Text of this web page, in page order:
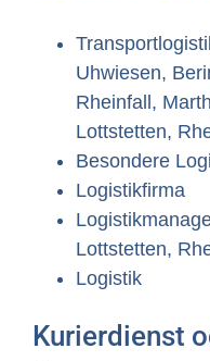
Uhwiesen,
Rheinfall,
Lottstetten,
Besondere
Logistikfirma
Lottstetten,
Logistik
Kurierdienst